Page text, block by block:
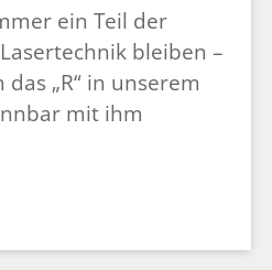
ein Teil der
bleiben –
„R“ in unserem
mit ihm